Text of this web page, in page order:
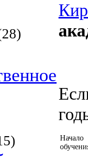
Начало